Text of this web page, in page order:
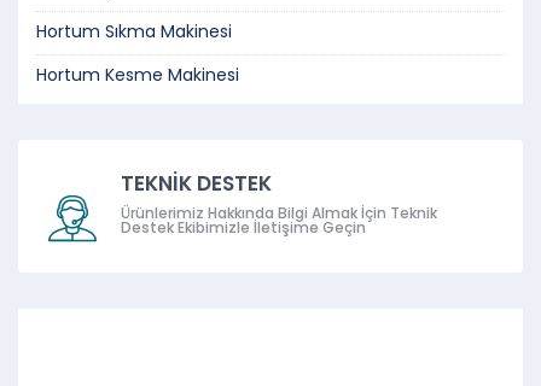
Hortum Sıkma Makinesi
Hortum Kesme Makinesi
TEKNİK DESTEK
Ürünlerimiz Hakkında Bilgi Almak İçin Teknik
Destek Ekibimizle İletişime Geçin